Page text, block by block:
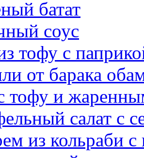
батат
соус
тофу с
от барака
тофу и
салат с
из кольраби